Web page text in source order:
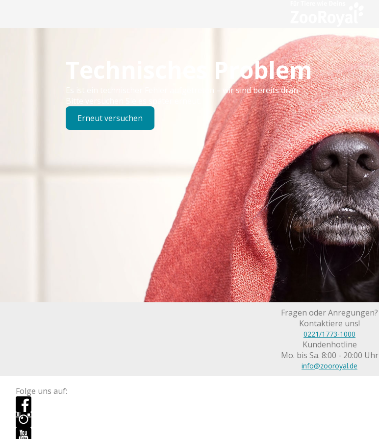
Technisches Problem
Es ist ein technischer Fehler aufgetreten – wir sind bereits dran.
Bitte versuchen Sie es später erneut.
Erneut versuchen
Fragen oder Anregungen?
Kontaktiere uns!
0221/1773-1000
Kundenhotline
Mo. bis Sa. 8:00 - 20:00 Uhr
info@zooroyal.de
Folge uns auf: